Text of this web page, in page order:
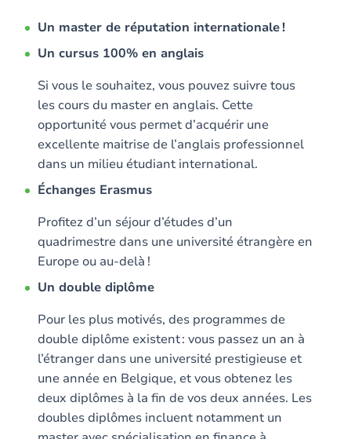
Un master de réputation internationale !
Un cursus 100% en anglais
Si vous le souhaitez, vous pouvez suivre tous
les cours du master en anglais. Cette
opportunité vous permet d’acquérir une
excellente maitrise de l’anglais professionnel
dans un milieu étudiant international.
Échanges Erasmus
Profitez d’un séjour d’études d’un
quadrimestre dans une université étrangère en
Europe ou au-delà !
Un double diplôme
Pour les plus motivés, des programmes de
double diplôme existent : vous passez un an à
l’étranger dans une université prestigieuse et
une année en Belgique, et vous obtenez les
deux diplômes à la fin de vos deux années. Les
doubles diplômes incluent notamment un